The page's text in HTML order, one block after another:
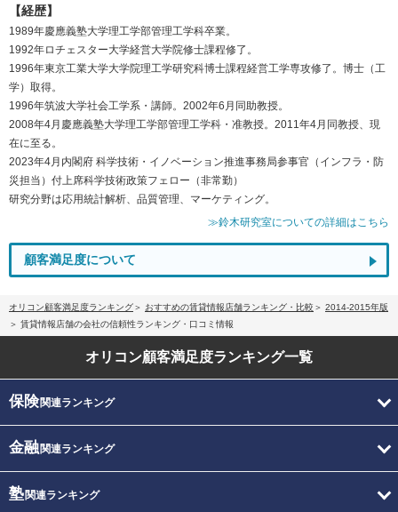
【経歴】
1989年慶應義塾大学理工学部管理工学科卒業。
1992年ロチェスター大学経営大学院修士課程修了。
1996年東京工業大学大学院理工学研究科博士課程経営工学専攻修了。博士（工
学）取得。
1996年筑波大学社会工学系・講師。2002年6月同助教授。
2008年4月慶應義塾大学理工学部管理工学科・准教授。2011年4月同教授、現
在に至る。
2023年4月内閣府 科学技術・イノベーション推進事務局参事官（インフラ・防
災担当）付上席科学技術政策フェロー（非常勤）
研究分野は応用統計解析、品質管理、マーケティング。
≫鈴木研究室についての詳細はこちら
顧客満足度について
オリコン顧客満足度ランキング おすすめの賃貸情報店舗ランキング・比較
2014-2015年版
賃貸情報店舗の会社の信頼性ランキング・口コミ情報
オリコン顧客満足度ランキング一覧
保険関連ランキング
金融関連ランキング
塾関連ランキング